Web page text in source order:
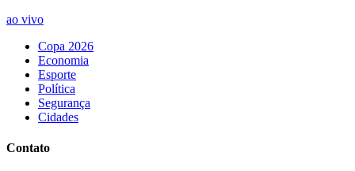
ao vivo
Copa 2026
Economia
Esporte
Política
Segurança
Cidades
Contato